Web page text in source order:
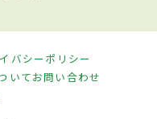
バシーポリシー
いてお問い合わせ